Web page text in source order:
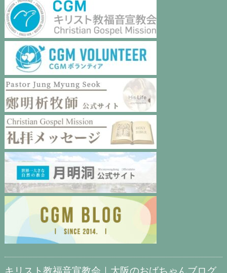
キリスト教福音宣教会｜大阪のおばちゃんブログ